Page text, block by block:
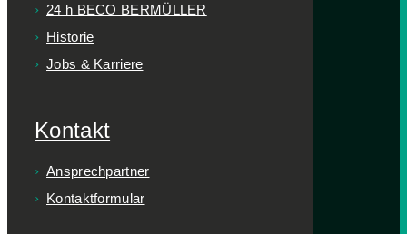
24 h BECO BERMÜLLER
Historie
Jobs & Karriere
Kontakt
Ansprechpartner
Kontaktformular